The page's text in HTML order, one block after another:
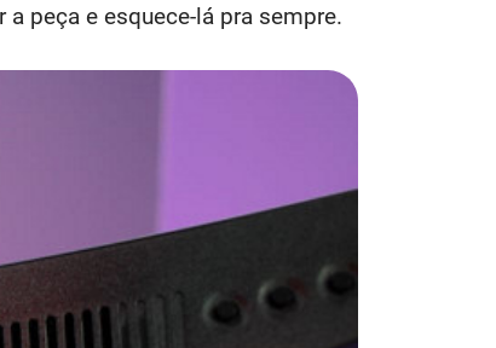
peça e esquece-lá pra sempre.